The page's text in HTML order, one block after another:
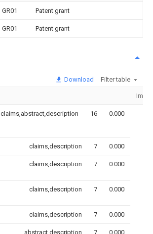
GR01 Patent grant
GR01 Patent grant
Download Filter table
claims,abstract,description 16 0.000
claims,description 7 0.000
claims,description 7 0.000
claims,description 7 0.000
claims,description 7 0.000
abstract,description 7 0.000